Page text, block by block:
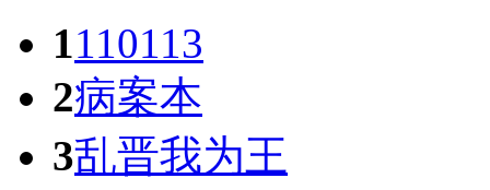
1110113
2病案本
3乱晋我为王